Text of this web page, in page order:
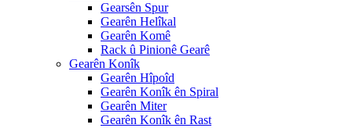
Gearsên Spur
Gearên Helîkal
Gearên Komê
Rack û Pinionê Gearê
Gearên Konîk
Gearên Hîpoîd
Gearên Konîk ên Spiral
Gearên Miter
Gearên Konîk ên Rast